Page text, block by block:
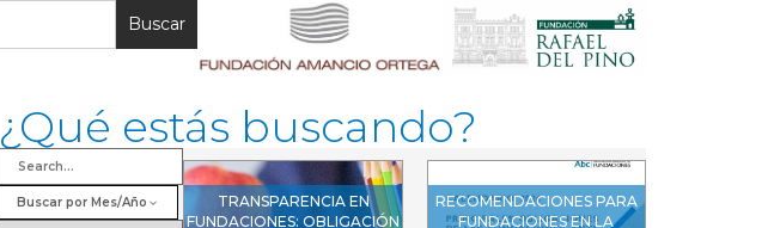
Buscar
¿Qué estás buscando?
Buscar por Mes/Año
TRANSPARENCIA EN
FUNDACIONES: OBLIGACIÓN
RECOMENDACIONES PARA
FUNDACIONES EN LA